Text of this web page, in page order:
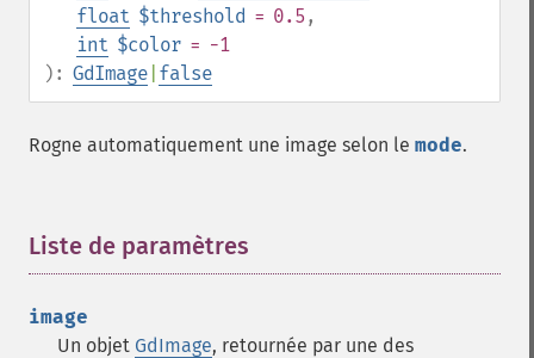
float $threshold = 0.5,
int $color = -1
): GdImage false
Rogne automatiquement une image selon le mode.
Liste de paramètres
image
Un objet GdImage, retournée par une des